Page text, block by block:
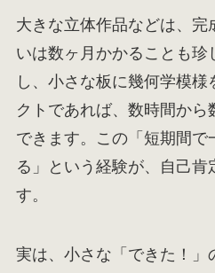
大きな立体作品などは、完
いは数ヶ月かかることも珍
し、小さな板に幾何学模様
クトであれば、数時間か
できます。この「短期間で
る」という経験が、自己肯
す。
実は、小さな「できた！」